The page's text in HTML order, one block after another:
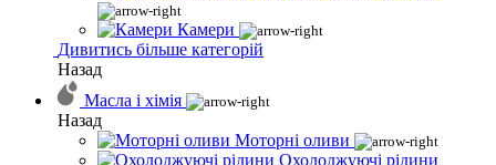
Камери
Дивитись більше категорій
Назад
Масла і хімія
Назад
Моторні оливи
Охолоджуючі рідини